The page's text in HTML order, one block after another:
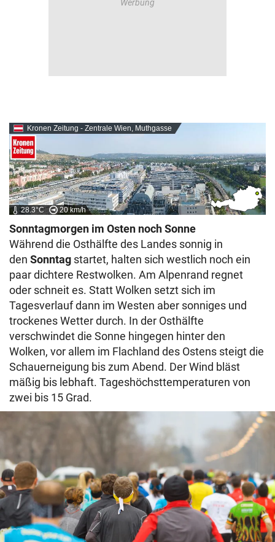
Kronen Zeitung - Zentrale Wien, Muthgasse
28.3°C 20 km/h
Sonntagmorgen im Osten noch Sonne
Während die Osthälfte des Landes sonnig in
den Sonntag startet, halten sich westlich noch ein
paar dichtere Restwolken. Am Alpenrand regnet
oder schneit es. Statt Wolken setzt sich im
Tagesverlauf dann im Westen aber sonniges und
trockenes Wetter durch. In der Osthälfte
verschwindet die Sonne hingegen hinter den
Wolken, vor allem im Flachland des Ostens steigt die
Schauerneigung bis zum Abend. Der Wind bläst
mäßig bis lebhaft. Tageshöchsttemperaturen von
zwei bis 15 Grad.